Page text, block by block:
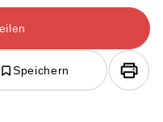
Speichern